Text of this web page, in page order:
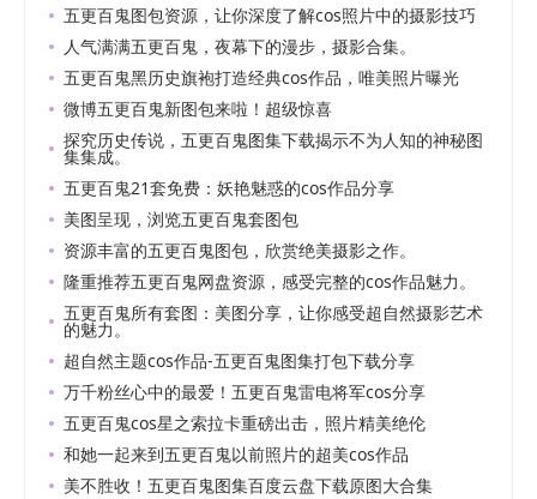
五更百鬼图包资源，让你深度了解cos照片中的摄影技巧
人气满满五更百鬼，夜幕下的漫步，摄影合集。
五更百鬼黑历史旗袍打造经典cos作品，唯美照片曝光
微博五更百鬼新图包来啦！超级惊喜
探究历史传说，五更百鬼图集下载揭示不为人知的神秘图
集集成。
五更百鬼21套免费：妖艳魅惑的cos作品分享
美图呈现，浏览五更百鬼套图包
资源丰富的五更百鬼图包，欣赏绝美摄影之作。
隆重推荐五更百鬼网盘资源，感受完整的cos作品魅力。
五更百鬼所有套图：美图分享，让你感受超自然摄影艺术
的魅力。
超自然主题cos作品-五更百鬼图集打包下载分享
万千粉丝心中的最爱！五更百鬼雷电将军cos分享
五更百鬼cos星之索拉卡重磅出击，照片精美绝伦
和她一起来到五更百鬼以前照片的超美cos作品
美不胜收！五更百鬼图集百度云盘下载原图大合集